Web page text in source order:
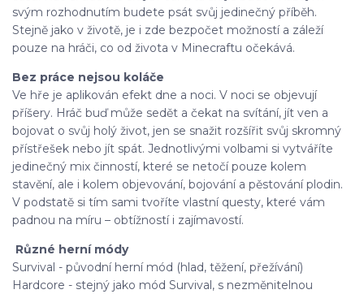
svým rozhodnutím budete psát svůj jedinečný příběh.
Stejně jako v životě, je i zde bezpočet možností a záleží
pouze na hráči, co od života v Minecraftu očekává.
Bez práce nejsou koláče
Ve hře je aplikován efekt dne a noci. V noci se objevují
příšery. Hráč buď může sedět a čekat na svítání, jít ven a
bojovat o svůj holý život, jen se snažit rozšířit svůj skromný
přístřešek nebo jít spát. Jednotlivými volbami si vytváříte
jedinečný mix činností, které se netočí pouze kolem
stavění, ale i kolem objevování, bojování a pěstování plodin.
V podstatě si tím sami tvoříte vlastní questy, které vám
padnou na míru – obtížností i zajímavostí.
Různé herní módy
Survival - původní herní mód (hlad, těžení, přežívání)
Hardcore - stejný jako mód Survival, s nezměnitelnou